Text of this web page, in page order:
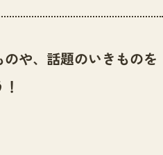
や、話題のいきものを